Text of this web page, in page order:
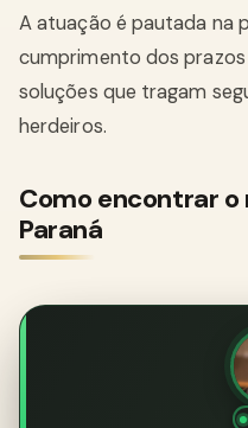
A atuação é pautada na
cumprimento dos
soluções que tragam
herdeiros.
Como encontrar o
Paraná